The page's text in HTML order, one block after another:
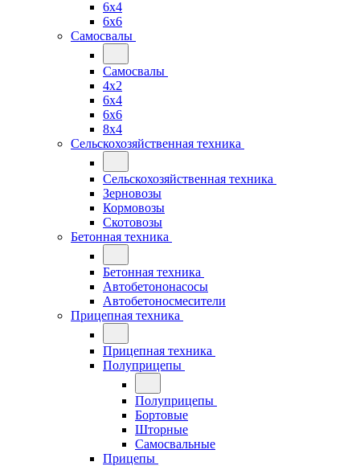
6x4
6x6
Самосвалы
Самосвалы
4x2
6x4
6x6
8x4
Сельскохозяйственная техника
Сельскохозяйственная техника
Зерновозы
Кормовозы
Скотовозы
Бетонная техника
Бетонная техника
Автобетононасосы
Автобетоносмесители
Прицепная техника
Прицепная техника
Полуприцепы
Полуприцепы
Бортовые
Шторные
Самосвальные
Прицепы